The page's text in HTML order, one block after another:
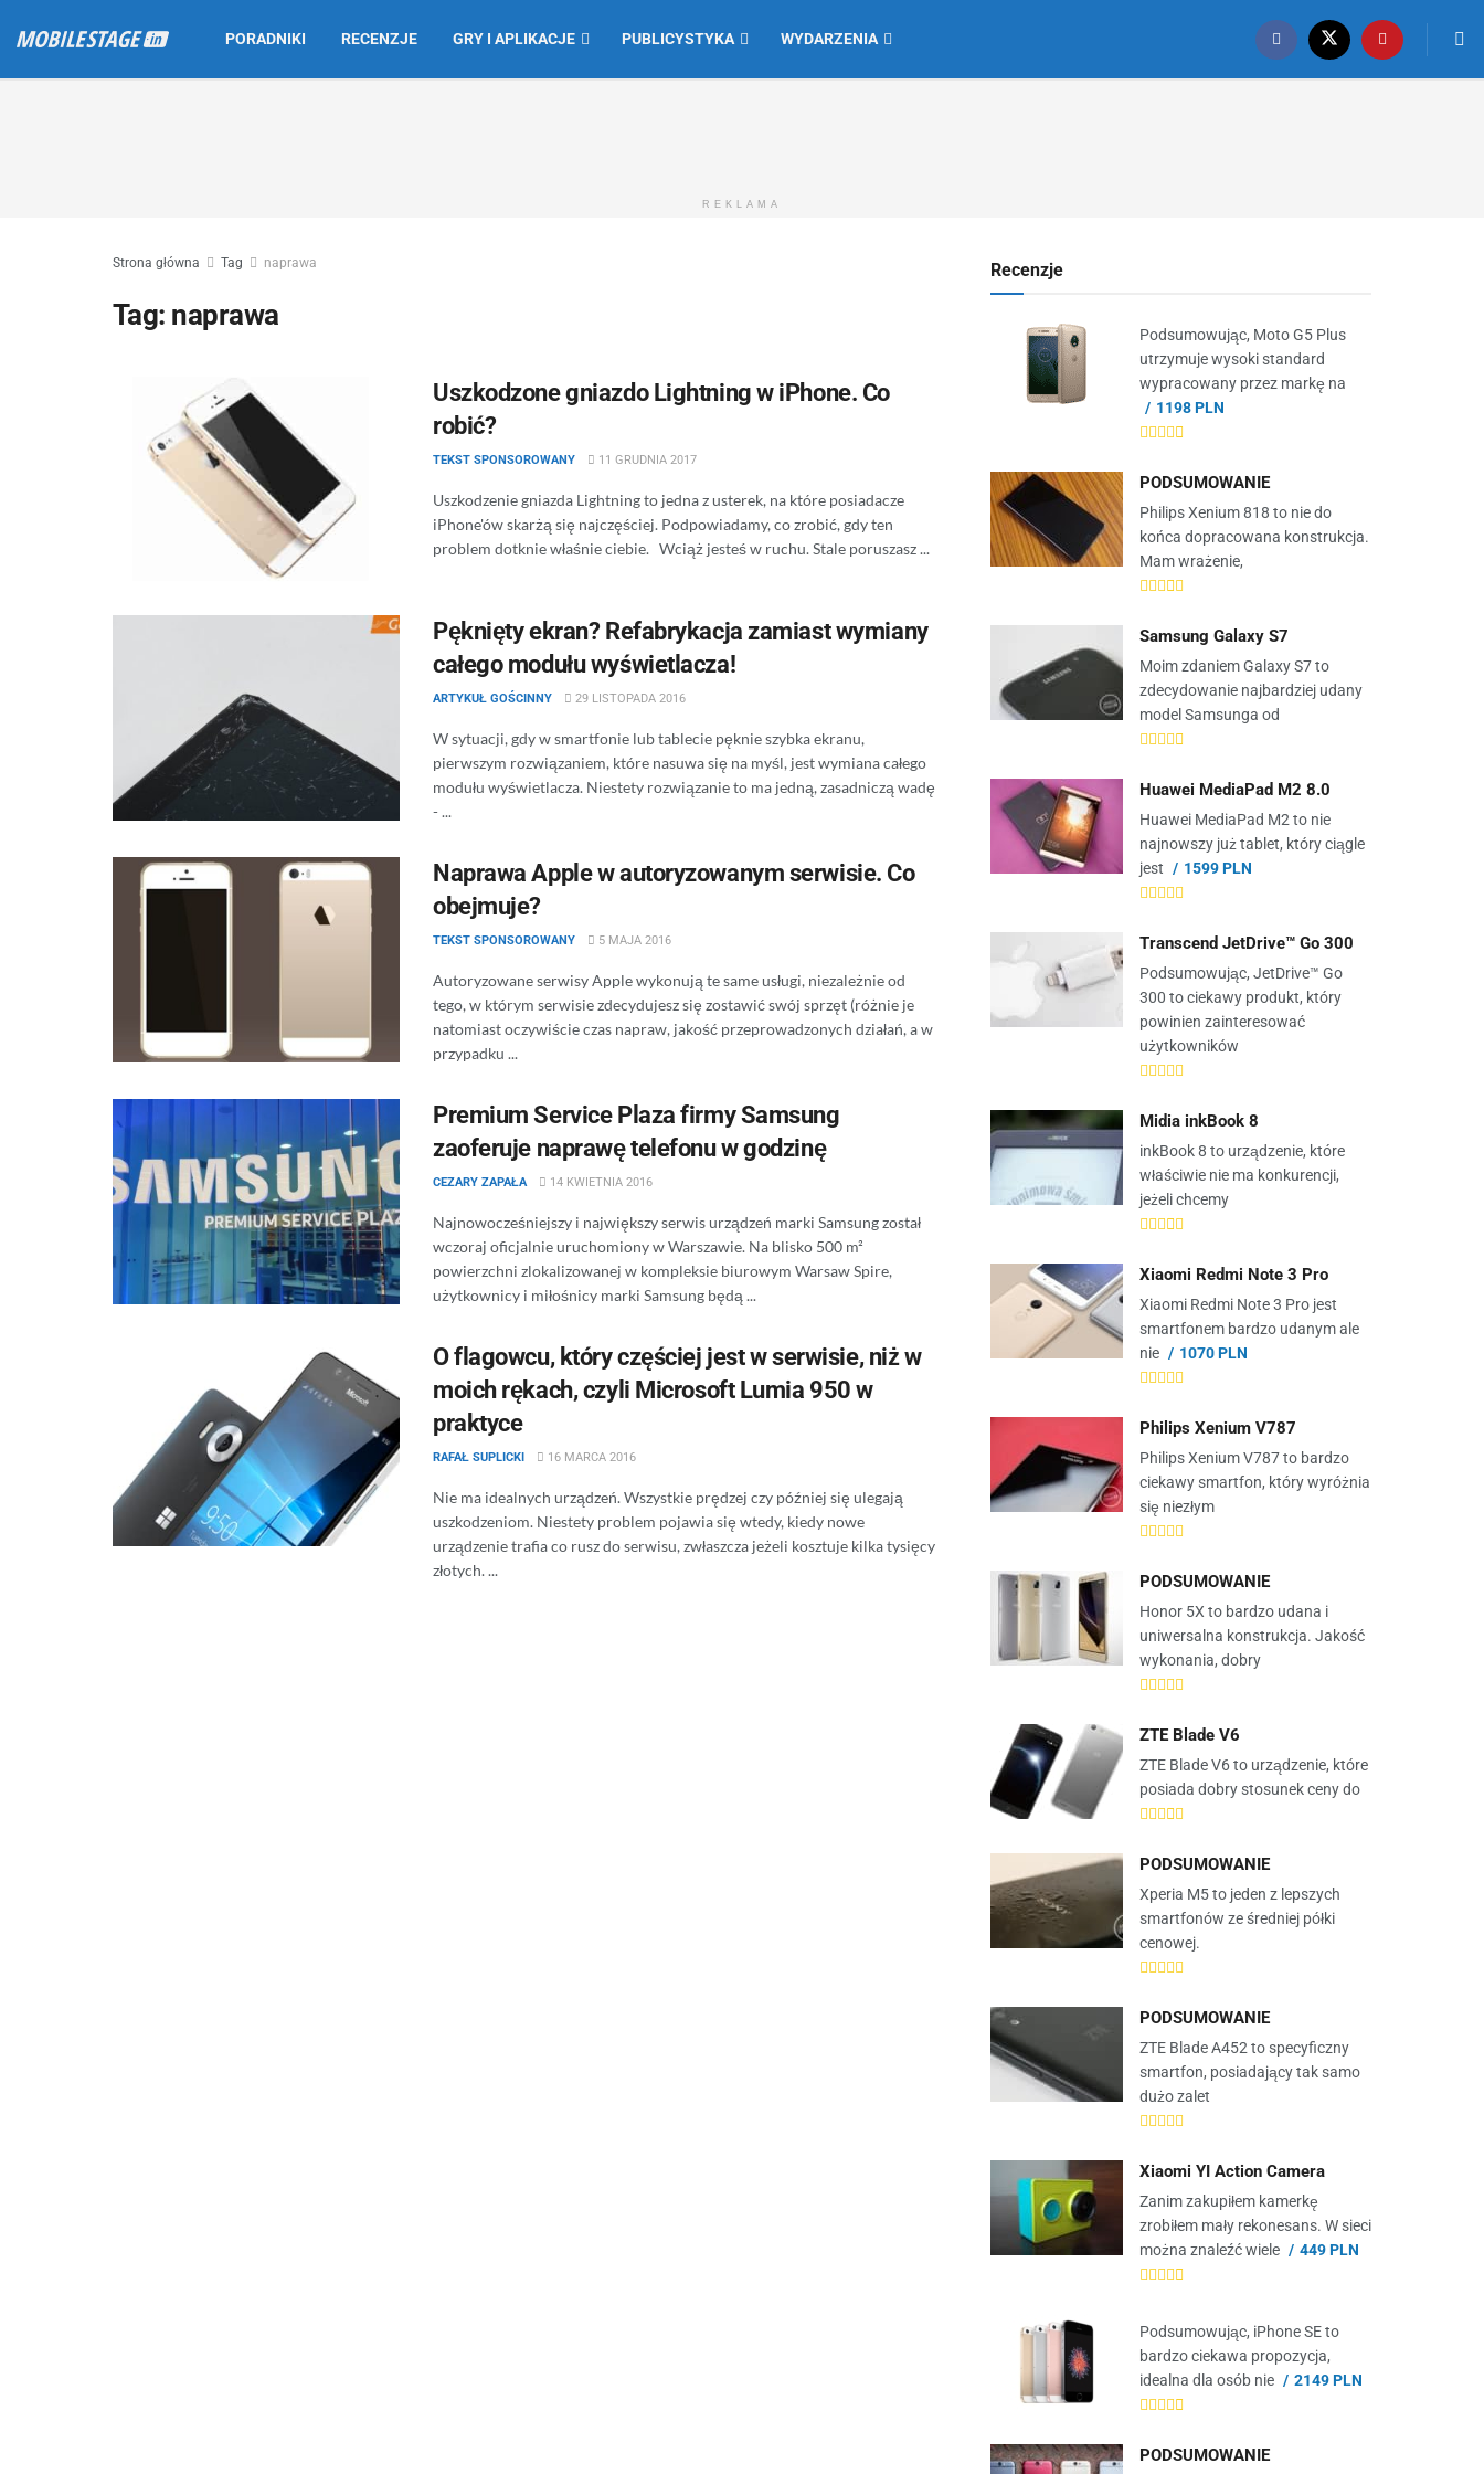
PORADNIKI RECENZJE GRY I APLIKACJE PUBLICYSTYKA WYDARZENIA
REKLAMA
Strona główna Tag naprawa
Tag: naprawa
Uszkodzone gniazdo Lightning w iPhone. Co
robić?
TEKST SPONSOROWANY 11 GRUDNIA 2017
Uszkodzenie gniazda Lightning to jedna z usterek, na które posiadacze
iPhone'ów skarżą się najczęściej. Podpowiadamy, co zrobić, gdy ten
problem dotknie właśnie ciebie. Wciąż jesteś w ruchu. Stale poruszasz ...
Pęknięty ekran? Refabrykacja zamiast wymiany
całego modułu wyświetlacza!
ARTYKUŁ GOŚCINNY 29 LISTOPADA 2016
W sytuacji, gdy w smartfonie lub tablecie pęknie szybka ekranu,
pierwszym rozwiązaniem, które nasuwa się na myśl, jest wymiana całego
modułu wyświetlacza. Niestety rozwiązanie to ma jedną, zasadniczą wadę
- ...
Naprawa Apple w autoryzowanym serwisie. Co
obejmuje?
TEKST SPONSOROWANY 5 MAJA 2016
Autoryzowane serwisy Apple wykonują te same usługi, niezależnie od
tego, w którym serwisie zdecydujesz się zostawić swój sprzęt (różnie je
natomiast oczywiście czas napraw, jakość przeprowadzonych działań, a w
przypadku ...
Premium Service Plaza firmy Samsung
zaoferuje naprawę telefonu w godzinę
CEZARY ZAPAŁA 14 KWIETNIA 2016
Najnowocześniejszy i największy serwis urządzeń marki Samsung został
wczoraj oficjalnie uruchomiony w Warszawie. Na blisko 500 m²
powierzchni zlokalizowanej w kompleksie biurowym Warsaw Spire,
użytkownicy i miłośnicy marki Samsung będą ...
O flagowcu, który częściej jest w serwisie, niż w
moich rękach, czyli Microsoft Lumia 950 w
praktyce
RAFAŁ SUPLICKI 16 MARCA 2016
Nie ma idealnych urządzeń. Wszystkie prędzej czy później się ulegają
uszkodzeniom. Niestety problem pojawia się wtedy, kiedy nowe
urządzenie trafia co rusz do serwisu, zwłaszcza jeżeli kosztuje kilka tysięcy
złotych. ...
Recenzje
Podsumowując, Moto G5 Plus
utrzymuje wysoki standard
wypracowany przez markę na
1198 PLN
PODSUMOWANIE
Philips Xenium 818 to nie do
końca dopracowana konstrukcja.
Mam wrażenie,
Samsung Galaxy S7
Moim zdaniem Galaxy S7 to
zdecydowanie najbardziej udany
model Samsunga od
Huawei MediaPad M2 8.0
Huawei MediaPad M2 to nie
najnowszy już tablet, który ciągle
jest
1599 PLN
Transcend JetDrive™ Go 300
Podsumowując, JetDrive™ Go
300 to ciekawy produkt, który
powinien zainteresować
użytkowników
Midia inkBook 8
inkBook 8 to urządzenie, które
właściwie nie ma konkurencji,
jeżeli chcemy
Xiaomi Redmi Note 3 Pro
Xiaomi Redmi Note 3 Pro jest
smartfonem bardzo udanym ale
nie
1070 PLN
Philips Xenium V787
Philips Xenium V787 to bardzo
ciekawy smartfon, który wyróżnia
się niezłym
PODSUMOWANIE
Honor 5X to bardzo udana i
uniwersalna konstrukcja. Jakość
wykonania, dobry
ZTE Blade V6
ZTE Blade V6 to urządzenie, które
posiada dobry stosunek ceny do
PODSUMOWANIE
Xperia M5 to jeden z lepszych
smartfonów ze średniej półki
cenowej.
PODSUMOWANIE
ZTE Blade A452 to specyficzny
smartfon, posiadający tak samo
dużo zalet
Xiaomi YI Action Camera
Zanim zakupiłem kamerkę
zrobiłem mały rekonesans. W sieci
można znaleźć wiele
449 PLN
Podsumowując, iPhone SE to
bardzo ciekawa propozycja,
idealna dla osób nie
2149 PLN
PODSUMOWANIE